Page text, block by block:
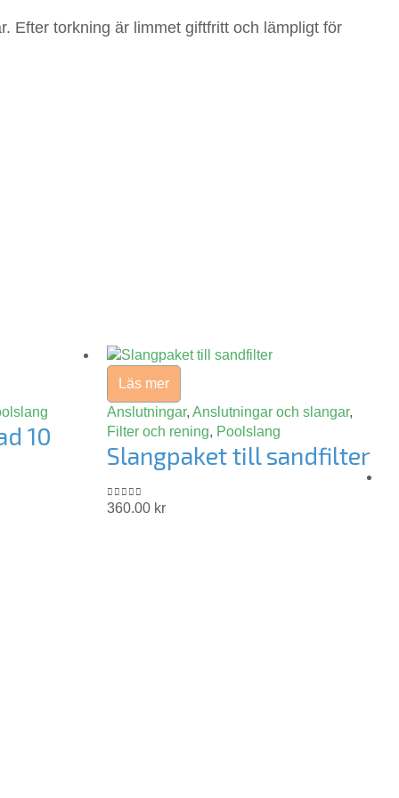
Efter torkning är limmet giftfritt och lämpligt för
10
Läs mer
Anslutningar, Anslutningar och slangar,
Filter och rening, Poolslang
Slangpaket till sandfilter
0out of 5
360.00 kr